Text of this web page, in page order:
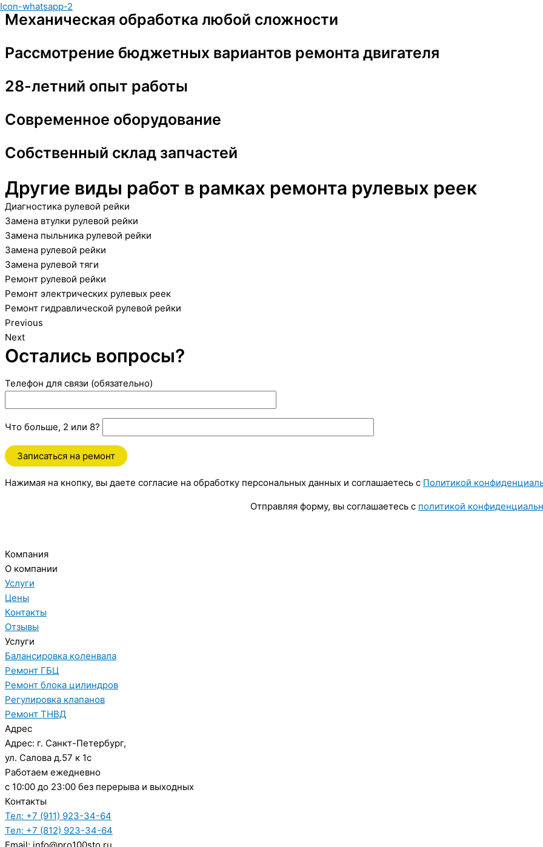
Icon-whatsapp-2
Механическая обработка любой сложности
Рассмотрение бюджетных вариантов ремонта двигателя
28-летний опыт работы
Современное оборудование
Собственный склад запчастей
Другие виды работ в рамках ремонта рулевых реек
Диагностика рулевой рейки
Замена втулки рулевой рейки
Замена пыльника рулевой рейки
Замена рулевой рейки
Замена рулевой тяги
Ремонт рулевой рейки
Ремонт электрических рулевых реек
Ремонт гидравлической рулевой рейки
Previous
Next
Остались вопросы?
Телефон для связи (обязательно)
Что больше, 2 или 8?
Нажимая на кнопку, вы даете согласие на обработку персональных данных и соглашаетесь c Политикой
Отправляя форму, вы соглашаетесь с политикой
Компания
О компании
Услуги
Цены
Контакты
Отзывы
Услуги
Балансировка коленвала
Ремонт ГБЦ
Ремонт блока цилиндров
Регулировка клапанов
Ремонт ТНВД
Адрес
Адрес: г. Санкт-Петербург,
ул. Салова д.57 к 1с
Работаем ежедневно
с 10:00 до 23:00 без перерыва и выходных
Контакты
Тел: +7 (911) 923-34-64
Тел: +7 (812) 923-34-64